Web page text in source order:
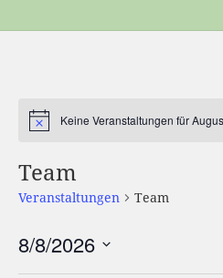
HinweisKeine Veranstaltungen für
Team
Veranstaltungen Team
8/8/2026
Datum